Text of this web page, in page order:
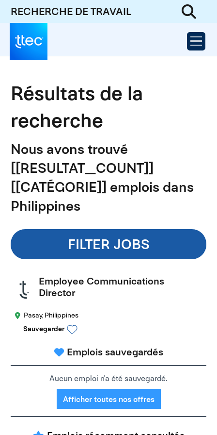
RECHERCHE DE TRAVAIL
Résultats de la
recherche
Nous avons trouvé
[[RESULTAT_COUNT]]
[[CATÉGORIE]] emplois dans
Philippines
FILTER JOBS
Employee Communications
Director
Pasay, Philippines
Sauvegarder
Emplois sauvegardés
Aucun emploi n'a été sauvegardé.
Afficher toutes nos offres